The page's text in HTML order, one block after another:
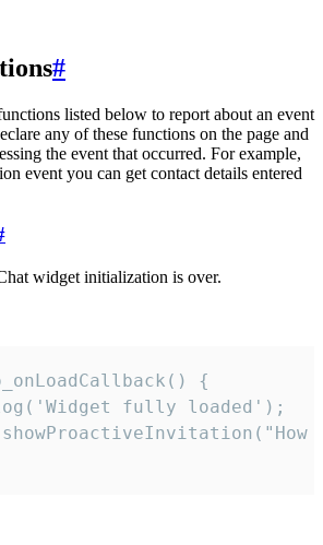
#
listed below to report about an event
any of these functions on the page and
the event that occurred. For example,
event you can get contact details entered
widget initialization is over.
{
fully loaded');